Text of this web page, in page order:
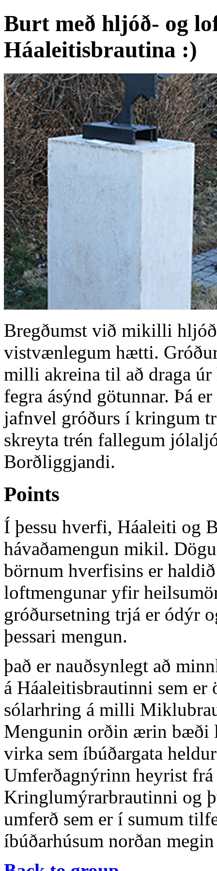
Burt með hljóð- og
Háaleitisbrautina :)
Bregðumst við mikilli
vistvænlegum hætti.
milli akreina til að draga
fegra ásýnd götunnar. Þá
jafnvel gróðurs í kringum
skreyta trén fallegum
Borðliggjandi.
Points
Í þessu hverfi, Háaleiti og
hávaðamengun mikil.
börnum hverfisins er
loftmengunar yfir
gróðursetning trjá er ódýr
þessari mengun.
það er nauðsynlegt að
á Háaleitisbrautinni sem
sólarhring á milli
Mengunin orðin ærin bæði
virka sem íbúðargata
Umferðagnýrinn heyrist
Kringlumýrarbrautinni og
umferð sem er í sumum
íbúðarhúsum norðan